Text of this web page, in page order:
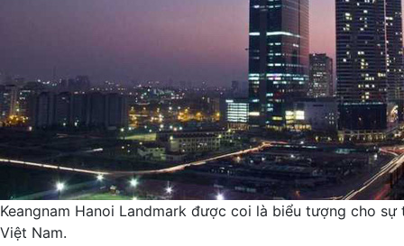
Keangnam Hanoi Landmark được coi là biểu tượng cho
Việt Nam.